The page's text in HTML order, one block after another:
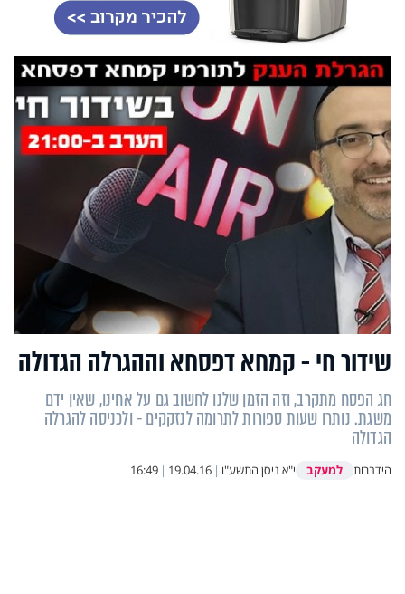
שידור חי - קמחא דפסחא וההגרלה הגדולה
חג הפסח מתקרב, וזה הזמן שלנו לחשוב גם על אחינו, שאין ידם
משגת. נותרו שעות ספורות לתרומה לנזקקים - ולכניסה להגרלה
הגדולה
הידברות למעקב י"א ניסן התשע"ו |
19.04.16
|
16:49